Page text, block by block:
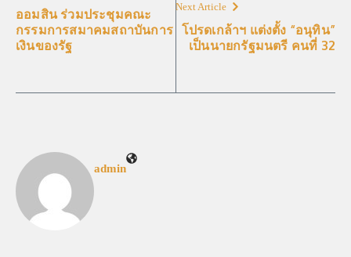
ออมสิน ร่วมประชุมคณะ
กรรมการสมาคมสถาบันการ
เงินของรัฐ
Next Article
โปรดเกล้าฯ แต่งตั้ง “อนุทิน”
เป็นนายกรัฐมนตรี คนที่ 32
admin